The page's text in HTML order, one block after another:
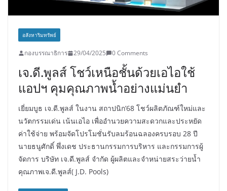
อสังหาริมทรัพย์
กองบรรณาธิการ 29/04/2025 0 Comments
เจ.ดี.พูลส์ โชว์เหนือชั้นด้วยเอไอใช้
แอปฯ คุมคุณภาพน้ำอย่างแม่นยำ
เยี่ยมบูธ เจ.ดี.พูลส์ ในงาน สถาปนิก’68 โชว์ผลิตภัณฑ์ใหม่และ
นวัตกรรมเด่น เน้นเอไอ เพื่ออำนวยความสะดวกและประหยัด
ค่าใช้จ่าย พร้อมจัดโปรโมชั่นรับลมร้อนฉลองครบรอบ 28 ปี
นายธนูศักดิ์ พึ่งเดช ประธานกรรมการบริหาร และกรรมการผู้
จัดการ บริษัท เจ.ดี.พูลส์ จำกัด ผู้ผลิตและจำหน่ายสระว่ายน้ำ
คุณภาพเจ.ดี.พูลส์( J.D. Pools)